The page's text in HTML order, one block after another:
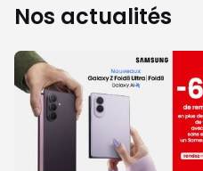
Nos actualités